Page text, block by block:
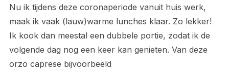
Nu ik tijdens deze coronaperiode vanuit huis werk,
maak ik vaak (lauw)warme lunches klaar. Zo lekker!
Ik kook dan meestal een dubbele portie, zodat ik de
volgende dag nog een keer kan genieten. Van deze
orzo caprese bijvoorbeeld